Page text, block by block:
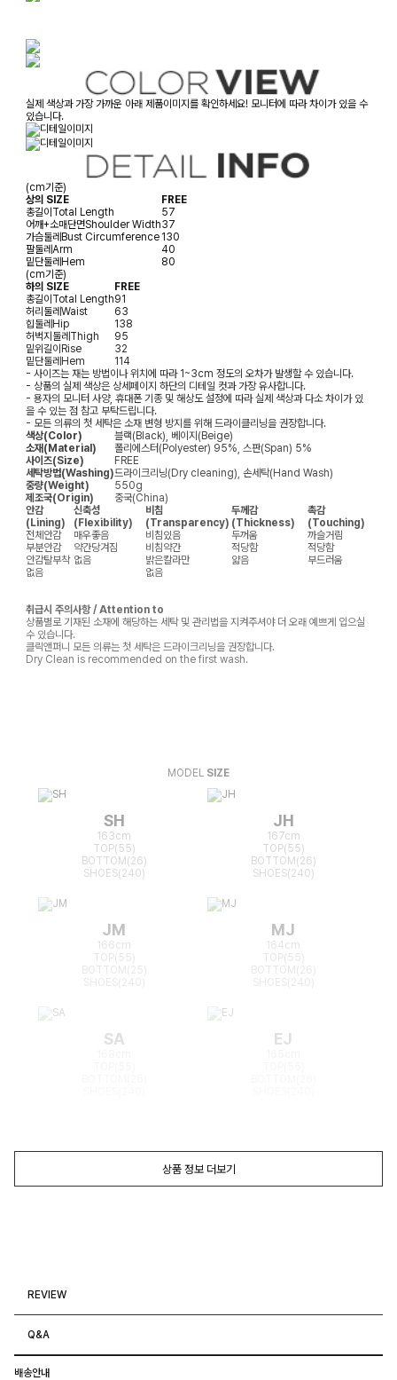
실제 색상과 가장 가까운 아래 제품이미지를 확인하세요! 모니터에 따라 차이가 있을 수
있습니다.
(cm기준)
상의 SIZE
FREE
총길이Total Length
57
어깨+소매단면Shoulder Width37
가슴둘레Bust Circumference 130
팔둘레Arm
40
밑단둘레Hem
80
(cm기준)
하의 SIZE
FREE
총길이Total Length91
허리둘레Waist
63
힙둘레Hip
138
허벅지둘레Thigh
95
밑위길이Rise
32
밑단둘레Hem
114
- 사이즈는 재는 방법이나 위치에 따라 1~3cm 정도의 오차가 발생할 수 있습니다.
- 상품의 실제 색상은 상세페이지 하단의 디테일 컷과 가장 유사합니다.
- 용자의 모니터 사양, 휴대폰 기종 및 해상도 설정에 따라 실제 색상과 다소 차이가 있
을 수 있는 점 참고 부탁드립니다.
- 모든 의류의 첫 세탁은 소재 변형 방지를 위해 드라이클리닝을 권장합니다.
색상(Color)
블랙(Black), 베이지(Beige)
소재(Material)
폴리에스터(Polyester) 95%, 스판(Span) 5%
사이즈(Size)
FREE
세탁방법(Washing)드라이크리닝(Dry cleaning), 손세탁(Hand Wash)
중량(Weight)
550g
제조국(Origin)
중국(China)
안감
(Lining)
신축성
(Flexibility)
비침
(Transparency)
두께감
(Thickness)
촉감
(Touching)
전체안감
매우좋음 비침있음 두꺼움
까슬거림
부분안감
약간당겨짐 비침약간 적당함
적당함
안감탈부착 없음 밝은칼라만 얇음
부드러움
없음
없음
취급시 주의사항 / Attention to
상품별로 기재된 소재에 해당하는 세탁 및 관리법을 지켜주셔야 더 오래 예쁘게 입으실
수 있습니다.
클릭앤퍼니 모든 의류는 첫 세탁은 드라이크리닝을 권장합니다.
Dry Clean is recommended on the first wash.
MODEL SIZE
SH
163cm
TOP(55)
BOTTOM(26)
SHOES(240)
JH
167cm
TOP(55)
BOTTOM(26)
SHOES(240)
JM
166cm
TOP(55)
BOTTOM(25)
MJ
164cm
TOP(55)
BOTTOM(26)
SA EJ
상품 정보 더보기
REVIEW
Q&A
배송안내